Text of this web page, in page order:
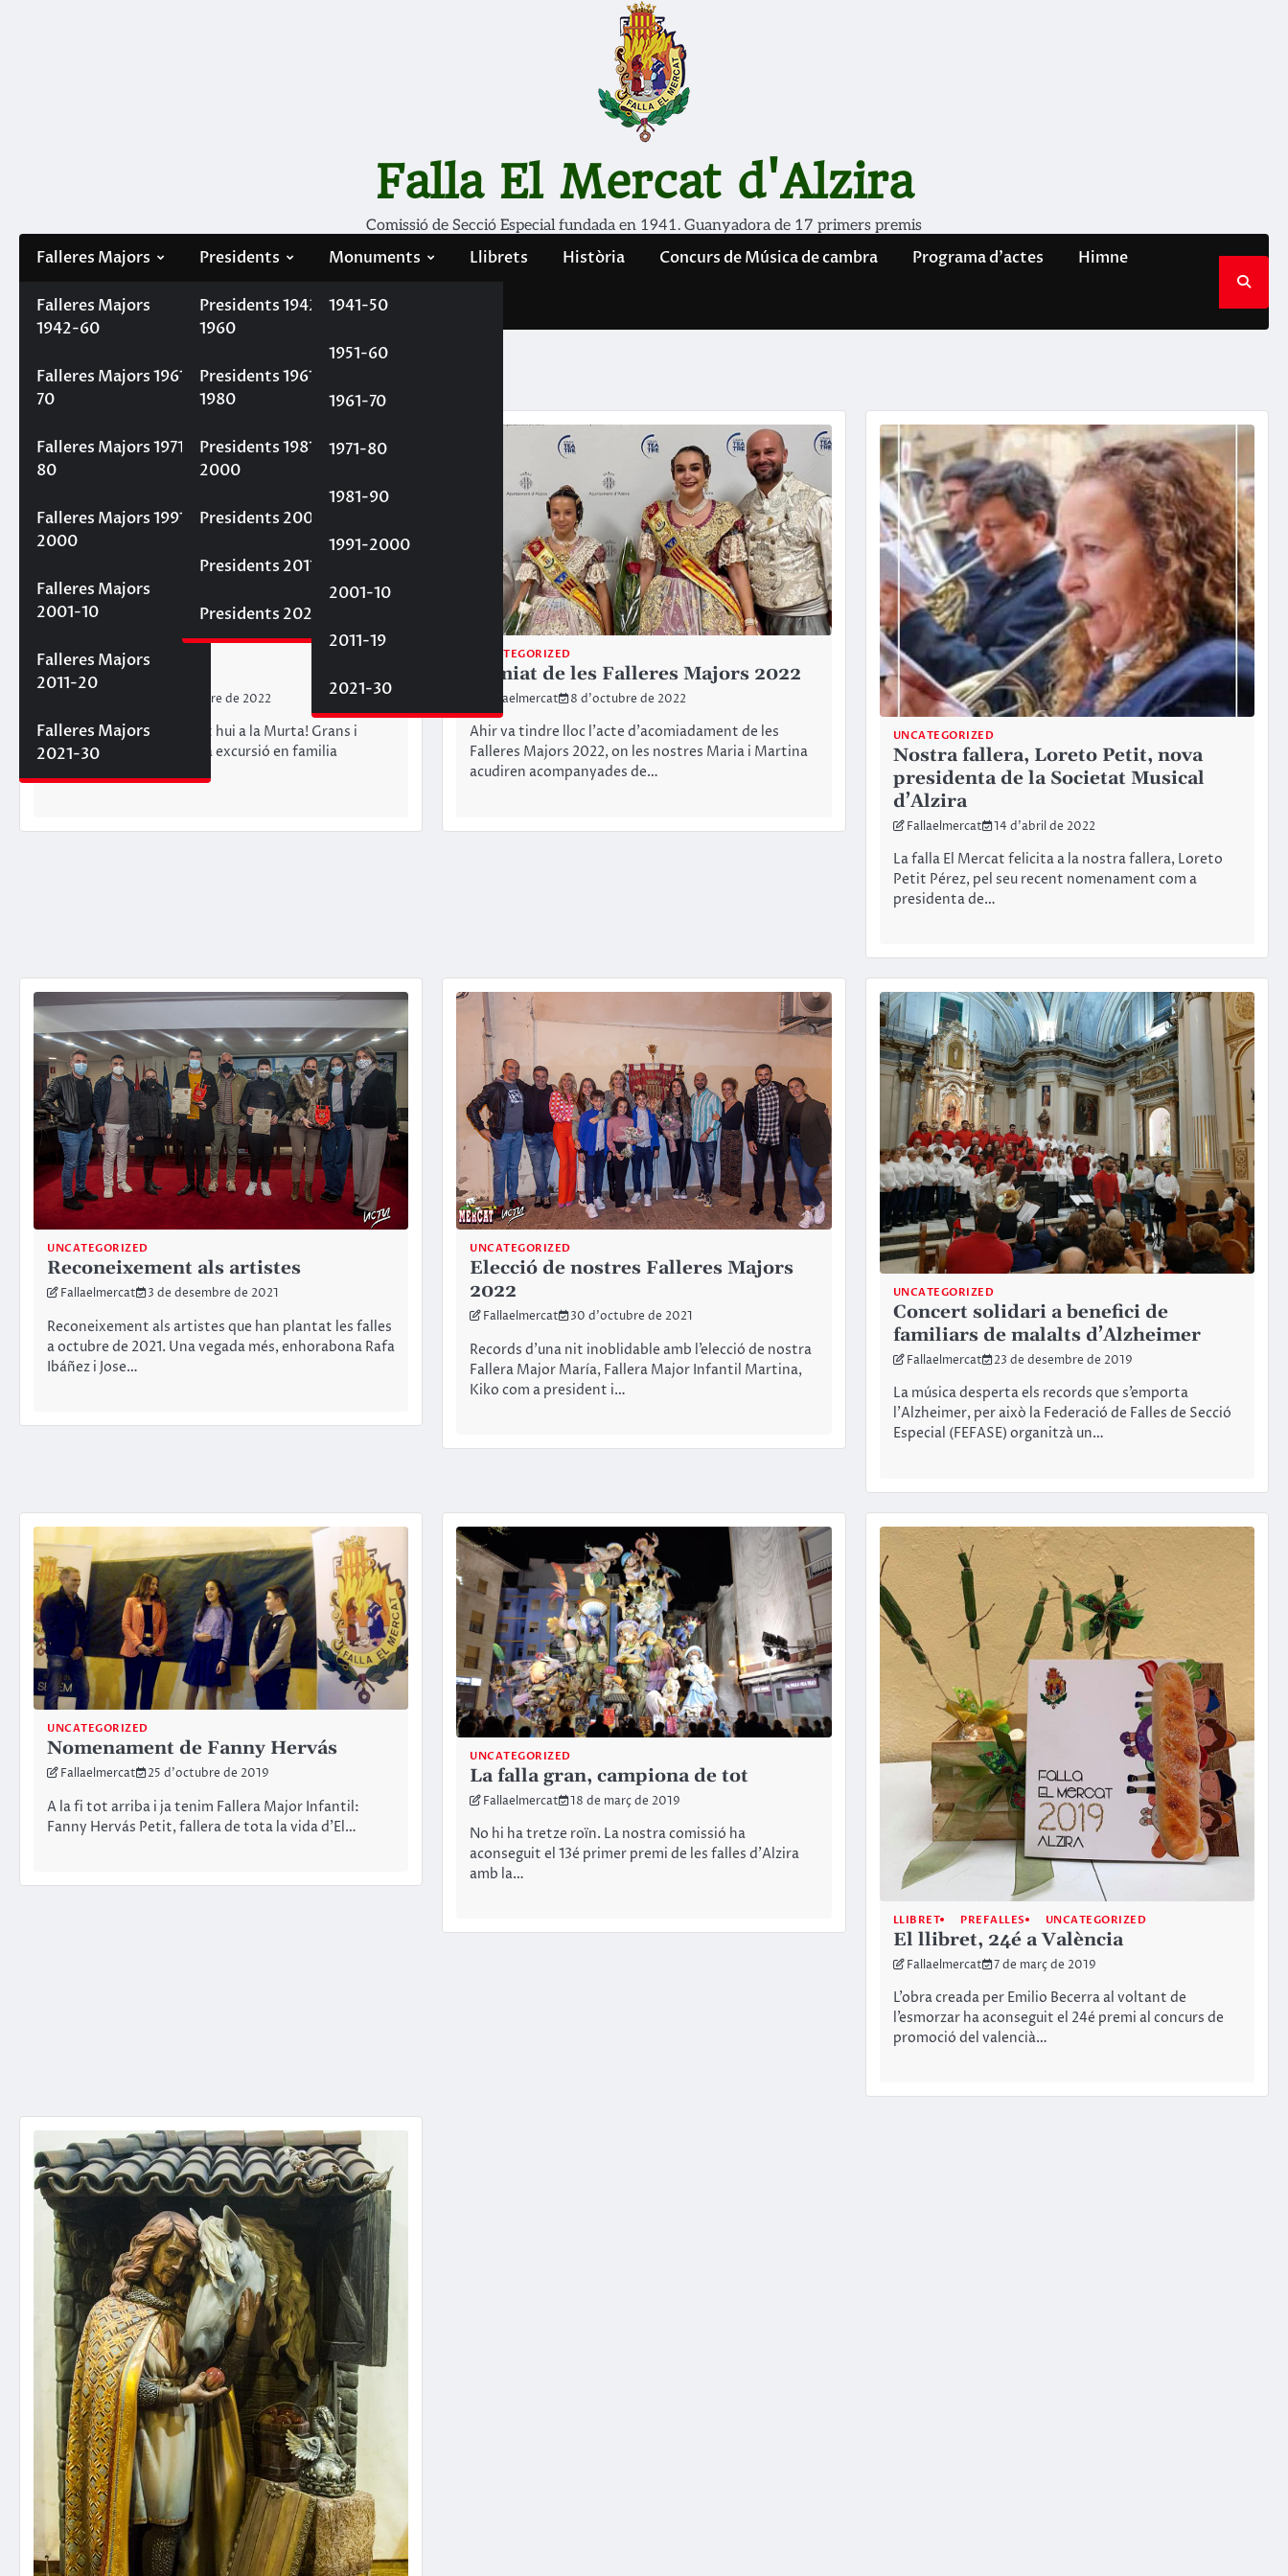
Falla El Mercat d'Alzira
Comissió de Secció Especial fundada en 1941. Guanyadora de 17 primers premis
Falleres Majors
Falleres Majors
1942-60
Falleres Majors 1961-
70
Falleres Majors 1971-
80
Falleres Majors 1991-
2000
Falleres Majors
2001-10
Falleres Majors
2011-20
Falleres Majors
2021-30
Presidents
Presidents 1942-
1960
Presidents 1961-
1980
Presidents 1981-
2000
Presidents 2001-10
Presidents 2011-20
Presidents 2021-30
Monuments
1941-50
1951-60
1961-70
1971-80
1981-90
1991-2000
2001-10
2011-19
2021-30
Llibrets Història Concurs de Música de cambra Programa d’actes Himne
Filà Mercaders
Categoria: Uncategorized
UNCATEGORIZED
Visita a la Murta
30 d'octubre de 2022
Quin gran dia hem passat hui a la Murta! Grans i
menuts hem gaudit d’una excursió en familia
UNCATEGORIZED
Comiat de les Falleres Majors 2022
Fallaelmercat 8 d'octubre de 2022
Ahir va tindre lloc l’acte d’acomiadament de les
Falleres Majors 2022, on les nostres Maria i Martina
acudiren acompanyades de…
UNCATEGORIZED
Nostra fallera, Loreto Petit, nova
presidenta de la Societat Musical
d’Alzira
Fallaelmercat 14 d'abril de 2022
La falla El Mercat felicita a la nostra fallera, Loreto
Petit Pérez, pel seu recent nomenament com a
presidenta de…
UNCATEGORIZED
Reconeixement als artistes
Fallaelmercat 3 de desembre de 2021
Reconeixement als artistes que han plantat les falles
a octubre de 2021. Una vegada més, enhorabona Rafa
Ibáñez i Jose…
UNCATEGORIZED
Elecció de nostres Falleres Majors
2022
Fallaelmercat 30 d'octubre de 2021
Records d’una nit inoblidable amb l’elecció de nostra
Fallera Major María, Fallera Major Infantil Martina,
Kiko com a president i…
UNCATEGORIZED
Concert solidari a benefici de
familiars de malalts d’Alzheimer
Fallaelmercat 23 de desembre de 2019
La música desperta els records que s’emporta
l’Alzheimer, per això la Federació de Falles de Secció
Especial (FEFASE) organitzà un…
UNCATEGORIZED
Nomenament de Fanny Hervás
Fallaelmercat 25 d'octubre de 2019
A la fi tot arriba i ja tenim Fallera Major Infantil:
Fanny Hervás Petit, fallera de tota la vida d’El…
UNCATEGORIZED
La falla gran, campiona de tot
Fallaelmercat 18 de març de 2019
No hi ha tretze roïn. La nostra comissió ha
aconseguit el 13é primer premi de les falles d’Alzira
amb la…
LLIBRET PREFALLES UNCATEGORIZED
El llibret, 24é a València
Fallaelmercat 7 de març de 2019
L’obra creada per Emilio Becerra al voltant de
l’esmorzar ha aconseguit el 24é premi al concurs de
promoció del valencià…